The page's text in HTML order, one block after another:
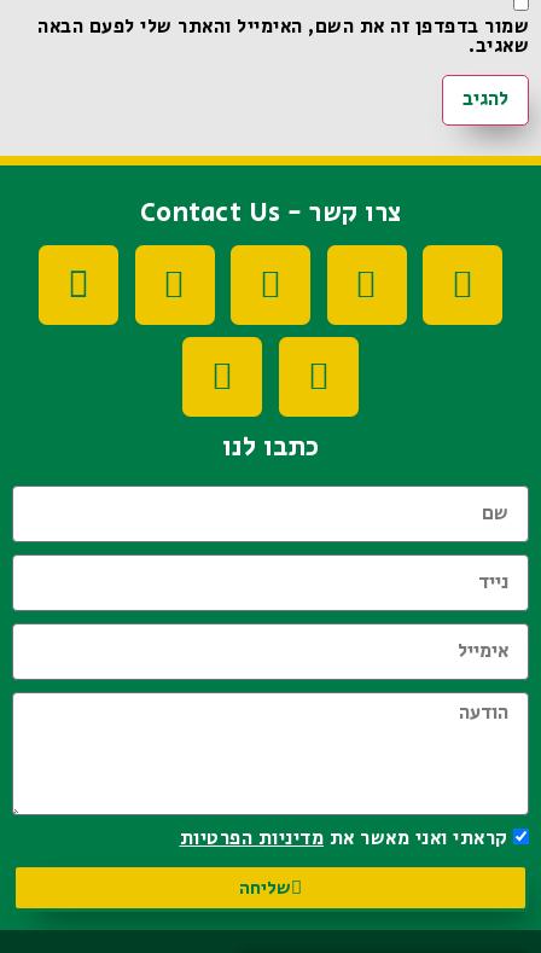
שמור בדפדפן זה את השם, האימייל והאתר שלי לפעם הבאה
שאגיב.
צרו קשר - Contact Us
כתבו לנו
קראתי ואני מאשר את מדיניות הפרטיות
שליחה